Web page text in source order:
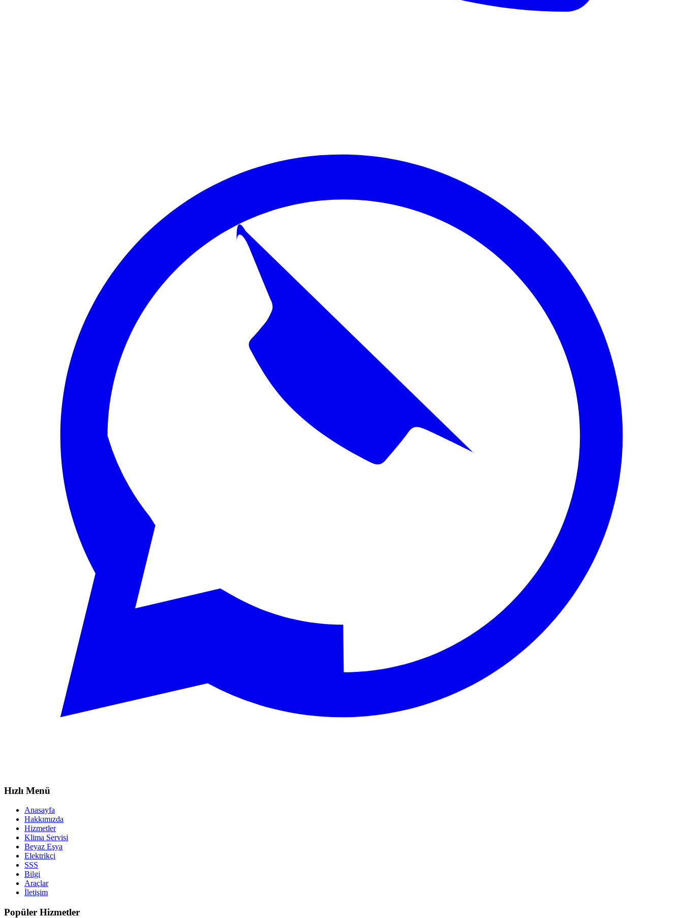
Hızlı Menü
Anasayfa
Hakkımızda
Hizmetler
Klima Servisi
Beyaz Eşya
Elektrikçi
SSS
Bilgi
Araçlar
İletişim
Popüler Hizmetler